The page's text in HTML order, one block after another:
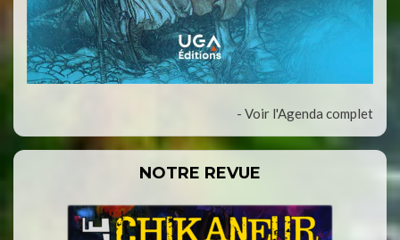
- Voir l'Agenda complet
NOTRE REVUE